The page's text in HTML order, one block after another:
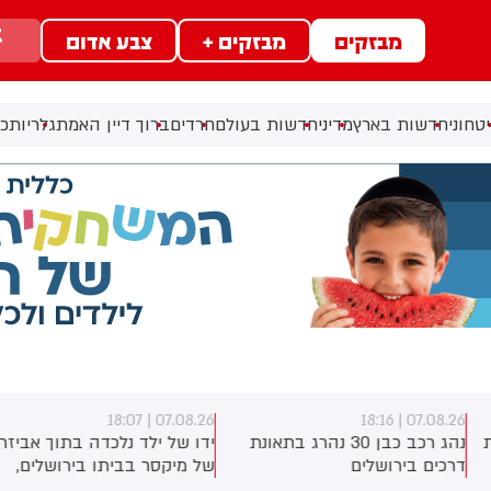
מבזקים מבזקים + צבע אדום
חדשות בארץמדיניחדשות בעולםחרדיםברוך דיין האמתגלריות
07.08.26 | 18:16
נהג רכב כבן 30 נהרג בתאונת
דרכים בירושלים
07.08.26 | 18:07
ידו של ילד נלכדה בתוך אביזר
של מיקסר בביתו בירושלים,